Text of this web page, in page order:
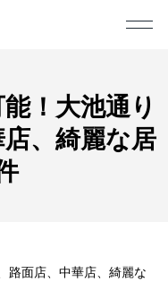
！大池通り
、綺麗な居
路面店、中華店、綺麗な